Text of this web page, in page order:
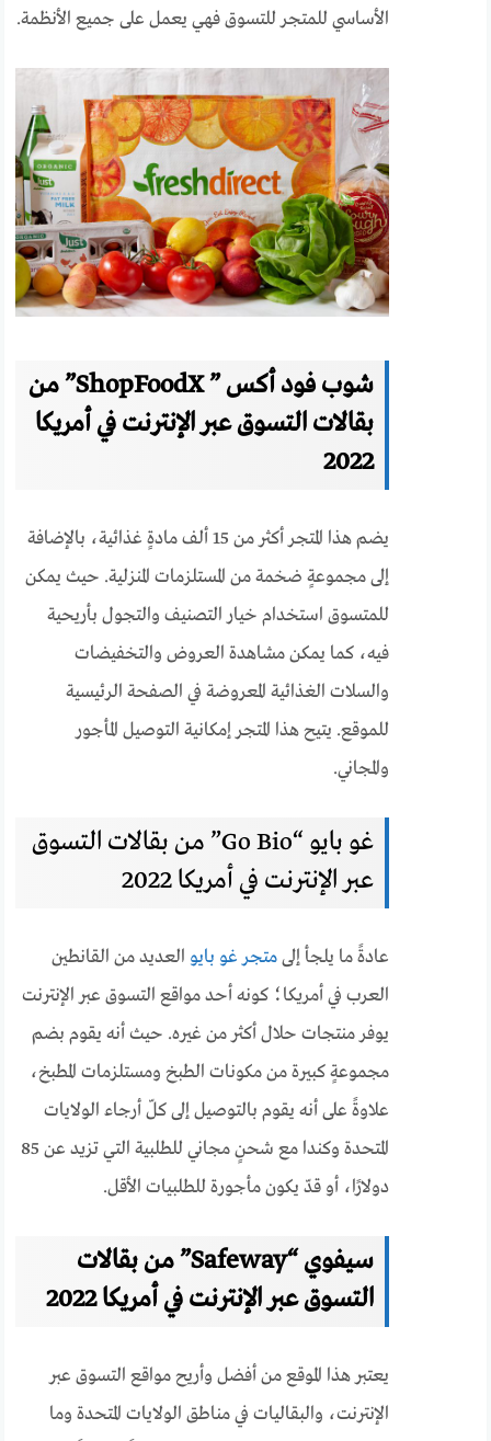
الأساسي للمتجر للتسوق فهي يعمل على جميع الأنظمة.
شوب فود أكس ” ShopFoodX” من
بقالات التسوق عبر الإنترنت في أمريكا
2022
يضم هذا المتجر أكثر من 15 ألف مادةٍ غذائية، بالإضافة
إلى مجموعةٍ ضخمة من المستلزمات المنزلية. حيث يمكن
للمتسوق استخدام خيار التصنيف والتجول بأريحية
فيه، كما يمكن مشاهدة العروض والتخفيضات
والسلات الغذائية المعروضة في الصفحة الرئيسية
للموقع. يتيح هذا المتجر إمكانية التوصيل المأجور
والمجاني.
غو بايو “Go Bio” من بقالات التسوق
عبر الإنترنت في أمريكا 2022
عادةً ما يلجأ إلىمتجر غو بايو العديد من القانطين
العرب في أمريكا؛ كونه أحد مواقع التسوق عبر الإنترنت
يوفر منتجات حلال أكثر من غيره. حيث أنه يقوم بضم
مجموعةٍ كبيرة من مكونات الطبخ ومستلزمات المطبخ،
علاوةً على أنه يقوم بالتوصيل إلى كلّ أرجاء الولايات
المتحدة وكندا مع شحنٍ مجاني للطلبية التي تزيد عن 85
دولارًا، أو قدّ يكون مأجورة للطلبيات الأقل.
سيفوي “Safeway” من بقالات
التسوق عبر الإنترنت في أمريكا 2022
يعتبر هذا الموقع من أفضل وأريح مواقع التسوق عبر
الإنترنت، والبقاليات في مناطق الولايات المتحدة وما